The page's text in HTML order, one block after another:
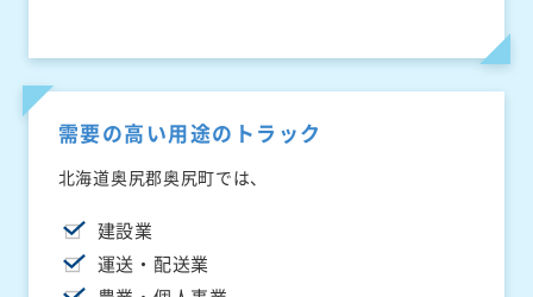
需要の高い用途のトラック
北海道奥尻郡奥尻町では、
建設業
運送・配送業